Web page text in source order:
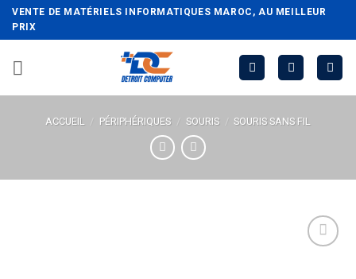
Passer
au
VENTE DE MATÉRIELS INFORMATIQUES MAROC, AU MEILLEUR
PRIX
ACCUEIL / PÉRIPHÉRIQUES / SOURIS / SOURIS SANS FIL